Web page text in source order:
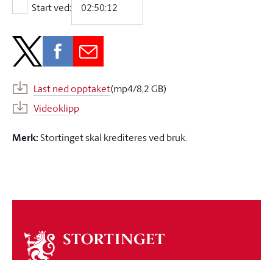
Start ved:
Start ved:
Last ned opptaket(mp4/8,2 GB)
Videoklipp
Merk:Stortinget skal krediteres ved bruk.
Om
stortinget